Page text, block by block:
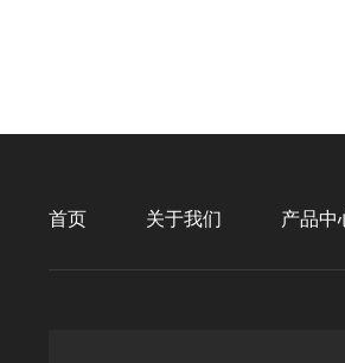
首页 关于我们 产品中